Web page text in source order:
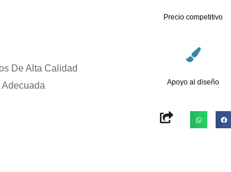
De Alta Calidad
Precio competitivo
Apoyo al diseño